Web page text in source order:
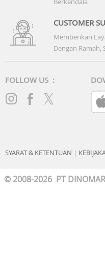
CUSTOMER
Memberikan
Dengan Ramah,
FOLLOW US :
SYARAT & KETENTUAN |
© 2008-2026 PT